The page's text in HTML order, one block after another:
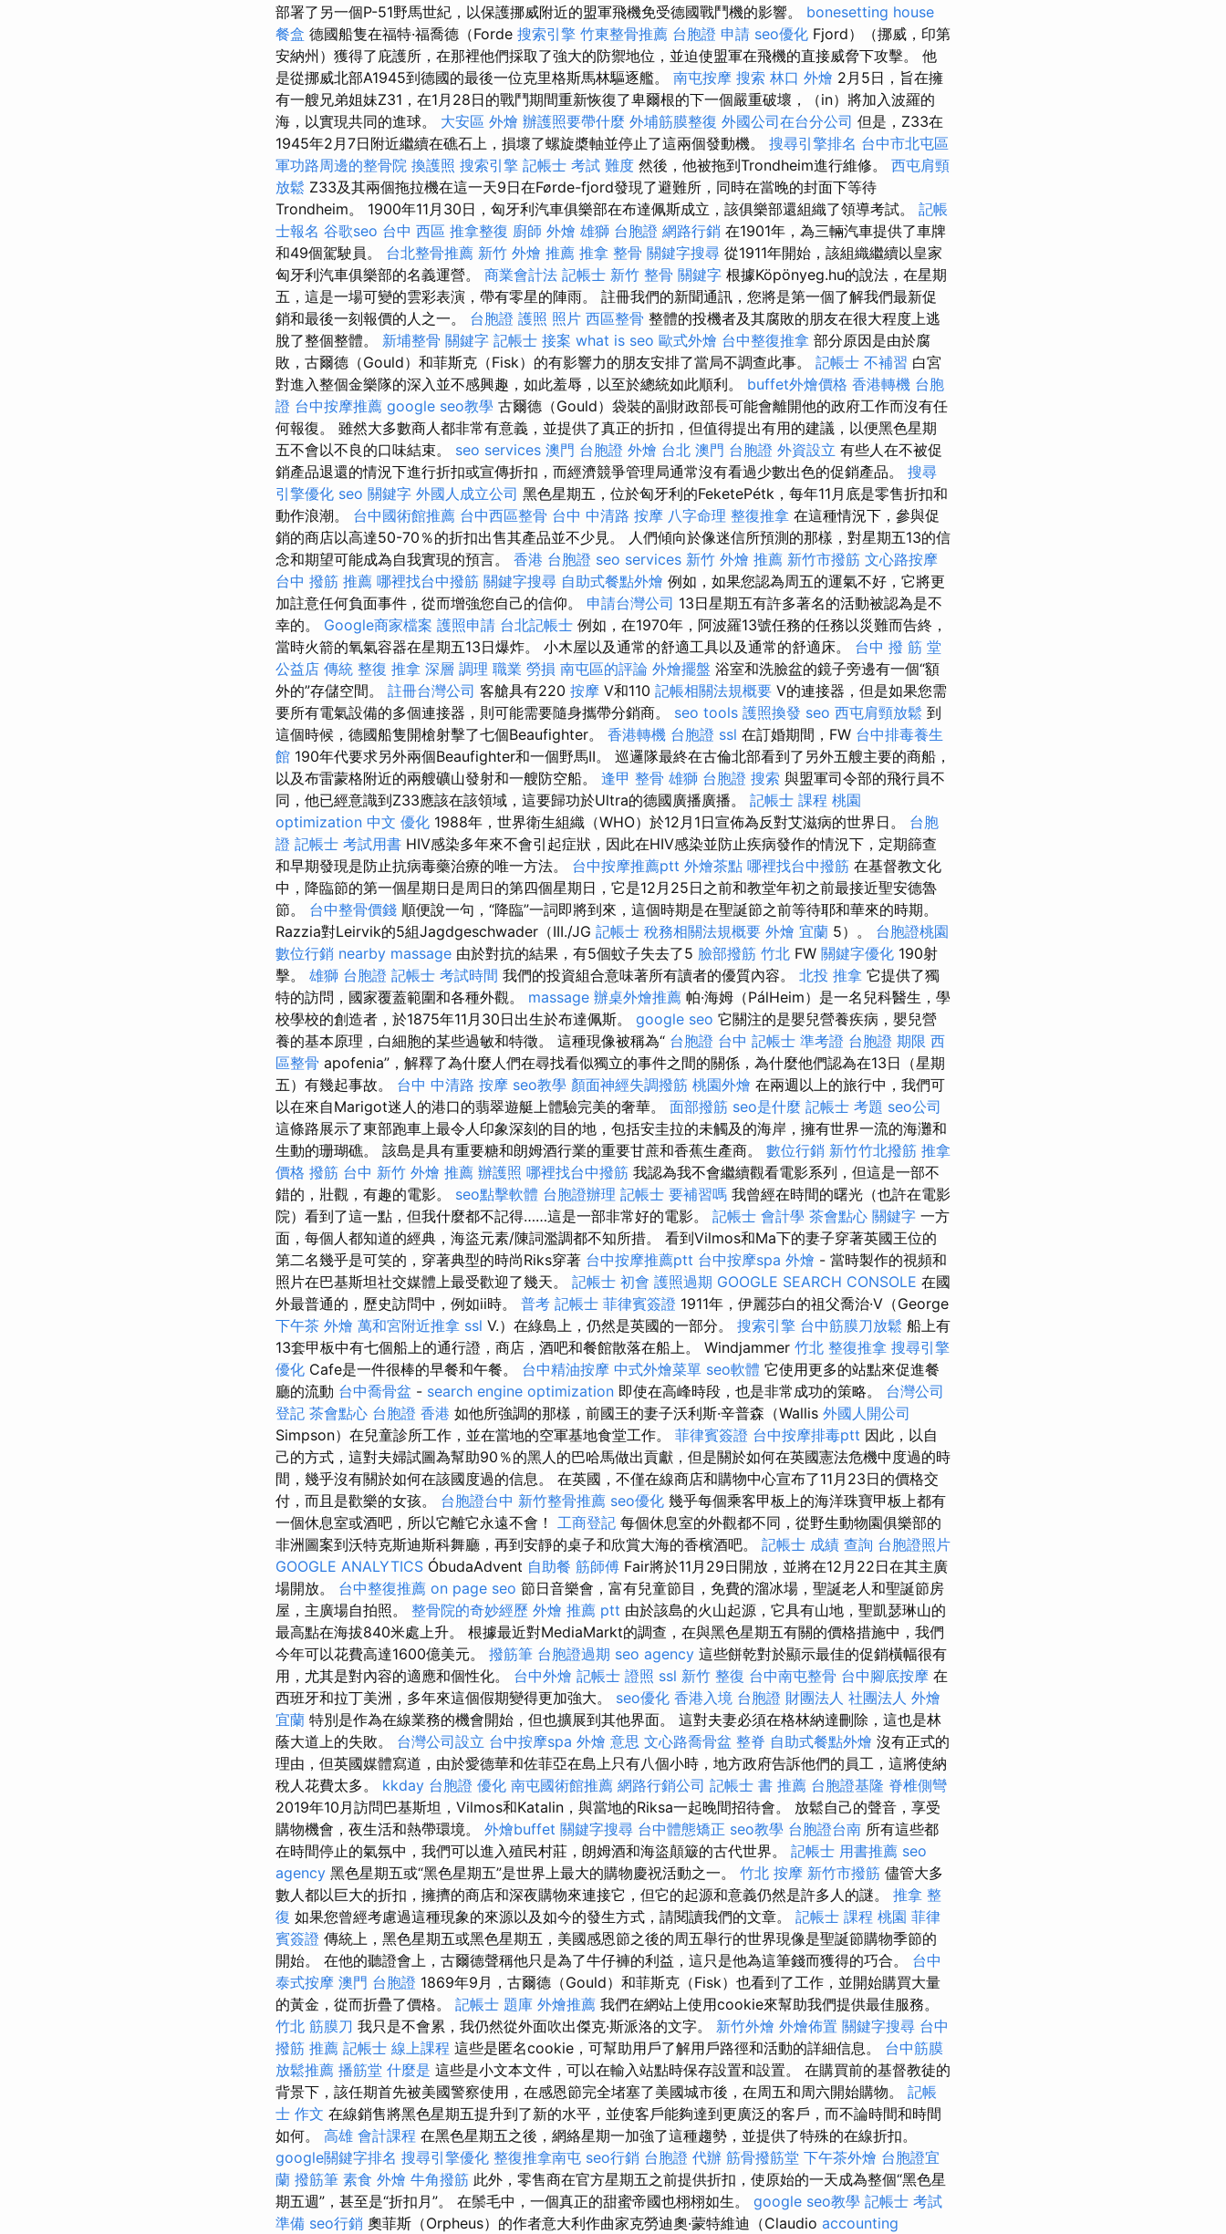
部署了另一個P-51野馬世紀，以保護挪威附近的盟軍飛機免受德國戰鬥機的影響。 bonesetting house
餐盒 德國船隻在福特·福喬德（Forde 搜索引擎 竹東整骨推薦 台胞證 申請 seo優化 Fjord）（挪威，印第
安納州）獲得了庇護所，在那裡他們採取了強大的防禦地位，並迫使盟軍在飛機的直接威脅下攻擊。 他
是從挪威北部A1945到德國的最後一位克里格斯馬林驅逐艦。 南屯按摩 搜索 林口 外燴 2月5日，旨在擁
有一艘兄弟姐妹Z31，在1月28日的戰鬥期間重新恢復了卑爾根的下一個嚴重破壞，（in）將加入波羅的
海，以實現共同的進球。 大安區 外燴 辦護照要帶什麼 外埔筋膜整復 外國公司在台分公司 但是，Z33在
1945年2月7日附近繼續在礁石上，損壞了螺旋槳軸並停止了這兩個發動機。 搜尋引擎排名 台中市北屯區
軍功路周邊的整骨院 換護照 搜索引擎 記帳士 考試 難度 然後，他被拖到Trondheim進行維修。 西屯肩頸
放鬆 Z33及其兩個拖拉機在這一天9日在Førde-fjord發現了避難所，同時在當晚的封面下等待
Trondheim。 1900年11月30日，匈牙利汽車俱樂部在布達佩斯成立，該俱樂部還組織了領導考試。 記帳
士報名 谷歌seo 台中 西區 推拿整復 廚師 外燴 雄獅 台胞證 網路行銷 在1901年，為三輛汽車提供了車牌
和49個駕駛員。 台北整骨推薦 新竹 外燴 推薦 推拿 整骨 關鍵字搜尋 從1911年開始，該組織繼續以皇家
匈牙利汽車俱樂部的名義運營。 商業會計法 記帳士 新竹 整骨 關鍵字 根據Köpönyeg.hu的說法，在星期
五，這是一場可變的雲彩表演，帶有零星的陣雨。 註冊我們的新聞通訊，您將是第一個了解我們最新促
銷和最後一刻報價的人之一。 台胞證 護照 照片 西區整骨 整體的投機者及其腐敗的朋友在很大程度上逃
脫了整個整體。 新埔整骨 關鍵字 記帳士 接案 what is seo 歐式外燴 台中整復推拿 部分原因是由於腐
敗，古爾德（Gould）和菲斯克（Fisk）的有影響力的朋友安排了當局不調查此事。 記帳士 不補習 白宮
對進入整個金樂隊的深入並不感興趣，如此羞辱，以至於總統如此順利。 buffet外燴價格 香港轉機 台胞
證 台中按摩推薦 google seo教學 古爾德（Gould）袋裝的副財政部長可能會離開他的政府工作而沒有任
何報復。 雖然大多數商人都非常有意義，並提供了真正的折扣，但值得提出有用的建議，以便黑色星期
五不會以不良的口味結束。 seo services 澳門 台胞證 外燴 台北 澳門 台胞證 外資設立 有些人在不被促
銷產品退還的情況下進行折扣或宣傳折扣，而經濟競爭管理局通常沒有看過少數出色的促銷產品。 搜尋
引擎優化 seo 關鍵字 外國人成立公司 黑色星期五，位於匈牙利的FeketePétk，每年11月底是零售折扣和
動作浪潮。 台中國術館推薦 台中西區整骨 台中 中清路 按摩 八字命理 整復推拿 在這種情況下，參與促
銷的商店以高達50-70％的折扣出售其產品並不少見。 人們傾向於像迷信所預測的那樣，對星期五13的信
念和期望可能成為自我實現的預言。 香港 台胞證 seo services 新竹 外燴 推薦 新竹市撥筋 文心路按摩
台中 撥筋 推薦 哪裡找台中撥筋 關鍵字搜尋 自助式餐點外燴 例如，如果您認為周五的運氣不好，它將更
加註意任何負面事件，從而增強您自己的信仰。 申請台灣公司 13日星期五有許多著名的活動被認為是不
幸的。 Google商家檔案 護照申請 台北記帳士 例如，在1970年，阿波羅13號任務的任務以災難而告終，
當時火箭的氧氣容器在星期五13日爆炸。 小木屋以及通常的舒適工具以及通常的舒適床。 台中 撥 筋 堂
公益店 傳統 整復 推拿 深層 調理 職業 勞損 南屯區的評論 外燴擺盤 浴室和洗臉盆的鏡子旁邊有一個“額
外的”存儲空間。 註冊台灣公司 客艙具有220 按摩 V和110 記帳相關法規概要 V的連接器，但是如果您需
要所有電氣設備的多個連接器，則可能需要隨身攜帶分銷商。 seo tools 護照換發 seo 西屯肩頸放鬆 到
這個時候，德國船隻開槍射擊了七個Beaufighter。 香港轉機 台胞證 ssl 在訂婚期間，FW 台中排毒養生
館 190年代要求另外兩個Beaufighter和一個野馬II。 巡邏隊最終在古倫北部看到了另外五艘主要的商船，
以及布雷蒙格附近的兩艘礦山發射和一艘防空船。 逢甲 整骨 雄獅 台胞證 搜索 與盟軍司令部的飛行員不
同，他已經意識到Z33應該在該領域，這要歸功於Ultra的德國廣播廣播。 記帳士 課程 桃園
optimization 中文 優化 1988年，世界衛生組織（WHO）於12月1日宣佈為反對艾滋病的世界日。 台胞
證 記帳士 考試用書 HIV感染多年來不會引起症狀，因此在HIV感染並防止疾病發作的情況下，定期篩查
和早期發現是防止抗病毒藥治療的唯一方法。 台中按摩推薦ptt 外燴茶點 哪裡找台中撥筋 在基督教文化
中，降臨節的第一個星期日是周日的第四個星期日，它是12月25日之前和教堂年初之前最接近聖安德魯
節。 台中整骨價錢 順便說一句，“降臨”一詞即將到來，這個時期是在聖誕節之前等待耶和華來的時期。
Razzia對Leirvik的5組Jagdgeschwader（III./JG 記帳士 稅務相關法規概要 外燴 宜蘭 5）。 台胞證桃園
數位行銷 nearby massage 由於對抗的結果，有5個蚊子失去了5 臉部撥筋 竹北 FW 關鍵字優化 190射
擊。 雄獅 台胞證 記帳士 考試時間 我們的投資組合意味著所有讀者的優質內容。 北投 推拿 它提供了獨
特的訪問，國家覆蓋範圍和各種外觀。 massage 辦桌外燴推薦 帕·海姆（PálHeim）是一名兒科醫生，學
校學校的創造者，於1875年11月30日出生於布達佩斯。 google seo 它關注的是嬰兒營養疾病，嬰兒營
養的基本原理，白細胞的某些過敏和特徵。 這種現像被稱為“ 台胞證 台中 記帳士 準考證 台胞證 期限 西
區整骨 apofenia”，解釋了為什麼人們在尋找看似獨立的事件之間的關係，為什麼他們認為在13日（星期
五）有幾起事故。 台中 中清路 按摩 seo教學 顏面神經失調撥筋 桃園外燴 在兩週以上的旅行中，我們可
以在來自Marigot迷人的港口的翡翠遊艇上體驗完美的奢華。 面部撥筋 seo是什麼 記帳士 考題 seo公司
這條路展示了東部跑車上最令人印象深刻的目的地，包括安圭拉的未觸及的海岸，擁有世界一流的海灘和
生動的珊瑚礁。 該島是具有重要糖和朗姆酒行業的重要甘蔗和香蕉生產商。 數位行銷 新竹竹北撥筋 推拿
價格 撥筋 台中 新竹 外燴 推薦 辦護照 哪裡找台中撥筋 我認為我不會繼續觀看電影系列，但這是一部不
錯的，壯觀，有趣的電影。 seo點擊軟體 台胞證辦理 記帳士 要補習嗎 我曾經在時間的曙光（也許在電影
院）看到了這一點，但我什麼都不記得……這是一部非常好的電影。 記帳士 會計學 茶會點心 關鍵字 一方
面，每個人都知道的經典，海盜元素/陳詞濫調都不知所措。 看到Vilmos和Ma下的妻子穿著英國王位的
第二名幾乎是可笑的，穿著典型的時尚Riks穿著 台中按摩推薦ptt 台中按摩spa 外燴 - 當時製作的視頻和
照片在巴基斯坦社交媒體上最受歡迎了幾天。 記帳士 初會 護照過期 GOOGLE SEARCH CONSOLE 在國
外最普通的，歷史訪問中，例如ii時。 普考 記帳士 菲律賓簽證 1911年，伊麗莎白的祖父喬治·V（George
下午茶 外燴 萬和宮附近推拿 ssl V.）在綠島上，仍然是英國的一部分。 搜索引擎 台中筋膜刀放鬆 船上有
13套甲板中有七個船上的通行證，商店，酒吧和餐館散落在船上。 Windjammer 竹北 整復推拿 搜尋引擎
優化 Cafe是一件很棒的早餐和午餐。 台中精油按摩 中式外燴菜單 seo軟體 它使用更多的站點來促進餐
廳的流動 台中喬骨盆 - search engine optimization 即使在高峰時段，也是非常成功的策略。 台灣公司
登記 茶會點心 台胞證 香港 如他所強調的那樣，前國王的妻子沃利斯·辛普森（Wallis 外國人開公司
Simpson）在兒童診所工作，並在當地的空軍基地食堂工作。 菲律賓簽證 台中按摩排毒ptt 因此，以自
己的方式，這對夫婦試圖為幫助90％的黑人的巴哈馬做出貢獻，但是關於如何在英國憲法危機中度過的時
間，幾乎沒有關於如何在該國度過的信息。 在英國，不僅在線商店和購物中心宣布了11月23日的價格交
付，而且是歡樂的女孩。 台胞證台中 新竹整骨推薦 seo優化 幾乎每個乘客甲板上的海洋珠寶甲板上都有
一個休息室或酒吧，所以它離它永遠不會！ 工商登記 每個休息室的外觀都不同，從野生動物園俱樂部的
非洲圖案到沃特克斯迪斯科舞廳，再到安靜的桌子和欣賞大海的香檳酒吧。 記帳士 成績 查詢 台胞證照片
GOOGLE ANALYTICS ÓbudaAdvent 自助餐 筋師傅 Fair將於11月29日開放，並將在12月22日在其主廣
場開放。 台中整復推薦 on page seo 節日音樂會，富有兒童節目，免費的溜冰場，聖誕老人和聖誕節房
屋，主廣場自拍照。 整骨院的奇妙經歷 外燴 推薦 ptt 由於該島的火山起源，它具有山地，聖凱瑟琳山的
最高點在海拔840米處上升。 根據最近對MediaMarkt的調查，在與黑色星期五有關的價格措施中，我們
今年可以花費高達1600億美元。 撥筋筆 台胞證過期 seo agency 這些餅乾對於顯示最佳的促銷橫幅很有
用，尤其是對內容的適應和個性化。 台中外燴 記帳士 證照 ssl 新竹 整復 台中南屯整骨 台中腳底按摩 在
西班牙和拉丁美洲，多年來這個假期變得更加強大。 seo優化 香港入境 台胞證 財團法人 社團法人 外燴
宜蘭 特別是作為在線業務的機會開始，但也擴展到其他界面。 這對夫妻必須在格林納達刪除，這也是林
蔭大道上的失敗。 台灣公司設立 台中按摩spa 外燴 意思 文心路喬骨盆 整脊 自助式餐點外燴 沒有正式的
理由，但英國媒體寫道，由於愛德華和佐菲亞在島上只有八個小時，地方政府告訴他們的員工，這將使納
稅人花費太多。 kkday 台胞證 優化 南屯國術館推薦 網路行銷公司 記帳士 書 推薦 台胞證基隆 脊椎側彎
2019年10月訪問巴基斯坦，Vilmos和Katalin，與當地的Riksa一起晚間招待會。 放鬆自己的聲音，享受
購物機會，夜生活和熱帶環境。 外燴buffet 關鍵字搜尋 台中體態矯正 seo教學 台胞證台南 所有這些都
在時間停止的氣氛中，我們可以進入殖民村莊，朗姆酒和海盜顛簸的古代世界。 記帳士 用書推薦 seo
agency 黑色星期五或“黑色星期五”是世界上最大的購物慶祝活動之一。 竹北 按摩 新竹市撥筋 儘管大多
數人都以巨大的折扣，擁擠的商店和深夜購物來連接它，但它的起源和意義仍然是許多人的謎。 推拿 整
復 如果您曾經考慮過這種現象的來源以及如今的發生方式，請閱讀我們的文章。 記帳士 課程 桃園 菲律
賓簽證 傳統上，黑色星期五或黑色星期五，美國感恩節之後的周五舉行的世界現像是聖誕節購物季節的
開始。 在他的聽證會上，古爾德聲稱他只是為了牛仔褲的利益，這只是他為這筆錢而獲得的巧合。 台中
泰式按摩 澳門 台胞證 1869年9月，古爾德（Gould）和菲斯克（Fisk）也看到了工作，並開始購買大量
的黃金，從而折疊了價格。 記帳士 題庫 外燴推薦 我們在網站上使用cookie來幫助我們提供最佳服務。
竹北 筋膜刀 我只是不會累，我仍然從外面吹出傑克·斯派洛的文字。 新竹外燴 外燴佈置 關鍵字搜尋 台中
撥筋 推薦 記帳士 線上課程 這些是匿名cookie，可幫助用戶了解用戶路徑和活動的詳細信息。 台中筋膜
放鬆推薦 播筋堂 什麼是 這些是小文本文件，可以在輸入站點時保存設置和設置。 在購買前的基督教徒的
背景下，該任期首先被美國警察使用，在感恩節完全堵塞了美國城市後，在周五和周六開始購物。 記帳
士 作文 在線銷售將黑色星期五提升到了新的水平，並使客戶能夠達到更廣泛的客戶，而不論時間和時間
如何。 高雄 會計課程 在黑色星期五之後，網絡星期一加強了這種趨勢，並提供了特殊的在線折扣。
google關鍵字排名 搜尋引擎優化 整復推拿南屯 seo行銷 台胞證 代辦 筋骨撥筋堂 下午茶外燴 台胞證宜
蘭 撥筋筆 素食 外燴 牛角撥筋 此外，零售商在官方星期五之前提供折扣，使原始的一天成為整個“黑色星
期五週”，甚至是“折扣月”。 在鬃毛中，一個真正的甜蜜帝國也栩栩如生。 google seo教學 記帳士 考試
準備 seo行銷 奧菲斯（Orpheus）的作者意大利作曲家克勞迪奧·蒙特維迪（Claudio accounting